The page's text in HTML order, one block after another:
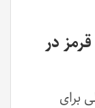
در
برای